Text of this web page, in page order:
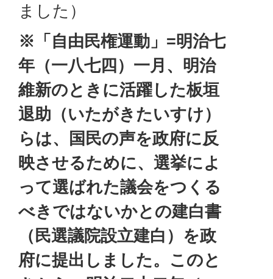
ました）
※「自由民権運動」=明治七
年（一八七四）一月、明治
維新のときに活躍した板垣
退助（いたがきたいすけ）
らは、国民の声を政府に反
映させるために、選挙によ
って選ばれた議会をつくる
べきではないかとの建白書
（民選議院設立建白）を政
府に提出しました。このと